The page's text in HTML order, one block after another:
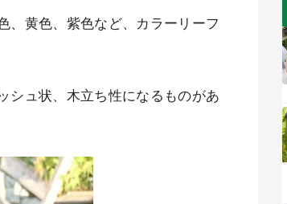
、黄色、紫色など、カラーリーフ
シュ状、木立ち性になるものがあ